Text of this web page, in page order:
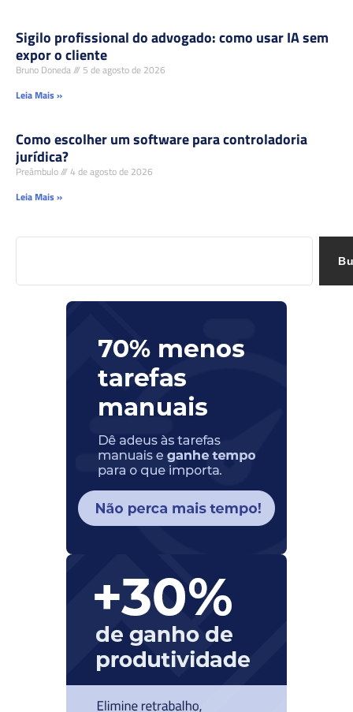
Sigilo profissional do advogado: como usar IA sem
expor o cliente
Bruno Doneda
5 de agosto de 2026
Leia Mais »
Como escolher um software para controladoria
jurídica?
Preâmbulo
4 de agosto de 2026
Leia Mais »